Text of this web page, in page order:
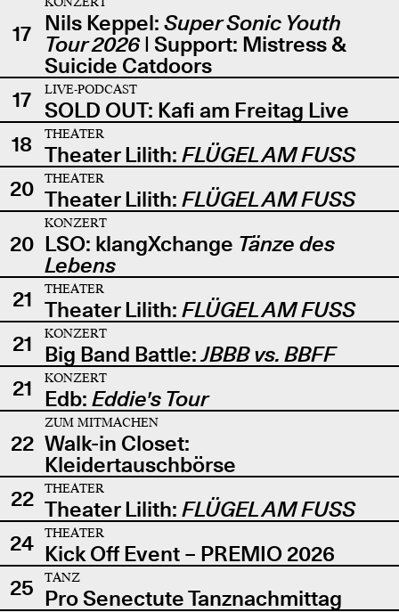
17 Nils Keppel: Super Sonic Youth
Tour 2026| Support: Mistress &
Suicide Catdoors
17
LIVE-PODCAST
SOLD OUT: Kafi am Freitag Live
18
THEATER
Theater Lilith: FLÜGEL AM FUSS
20
THEATER
Theater Lilith: FLÜGEL AM FUSS
20
KONZERT
LSO: klangXchange Tänze des
Lebens
21
THEATER
Theater Lilith: FLÜGEL AM FUSS
21
KONZERT
Big Band Battle:JBBB vs. BBFF
21
KONZERT
Edb: Eddie's Tour
22
ZUM MITMACHEN
Walk-in Closet:
Kleidertauschbörse
22
THEATER
Theater Lilith: FLÜGEL AM FUSS
24
THEATER
Kick Off Event – PREMIO 2026
25
TANZ
Pro Senectute Tanznachmittag